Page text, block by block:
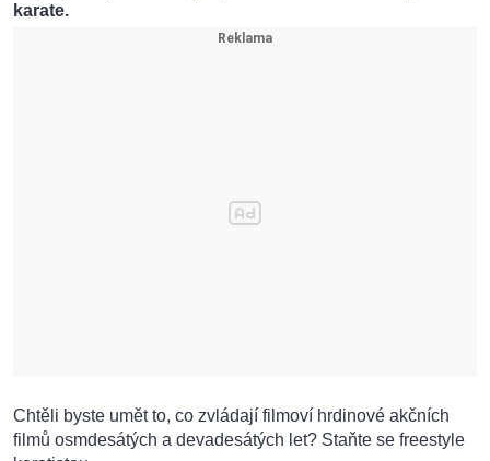
karate.
Chtěli byste umět to, co zvládají filmoví hrdinové akčních
filmů osmdesátých a devadesátých let? Staňte se freestyle